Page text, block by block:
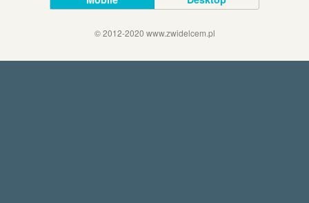
© 2012-2020 www.zwidelcem.pl